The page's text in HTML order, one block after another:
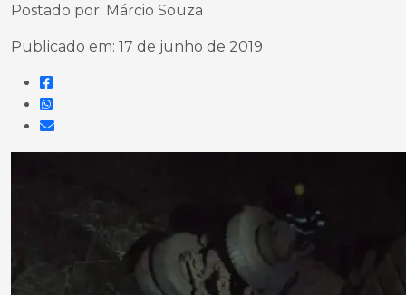
Postado por: Márcio Souza
Publicado em: 17 de junho de 2019